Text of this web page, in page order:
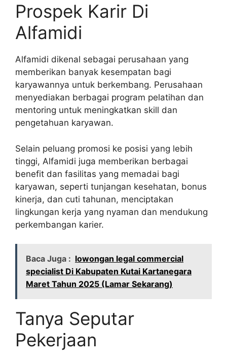
Prospek Karir Di
Alfamidi
Alfamidi dikenal sebagai perusahaan yang
memberikan banyak kesempatan bagi
karyawannya untuk berkembang. Perusahaan
menyediakan berbagai program pelatihan dan
mentoring untuk meningkatkan skill dan
pengetahuan karyawan.
Selain peluang promosi ke posisi yang lebih
tinggi, Alfamidi juga memberikan berbagai
benefit dan fasilitas yang memadai bagi
karyawan, seperti tunjangan kesehatan, bonus
kinerja, dan cuti tahunan, menciptakan
lingkungan kerja yang nyaman dan mendukung
perkembangan karier.
Baca Juga : lowongan legal commercial
specialist Di Kabupaten Kutai Kartanegara
Maret Tahun 2025 (Lamar Sekarang)
Tanya Seputar
Pekerjaan